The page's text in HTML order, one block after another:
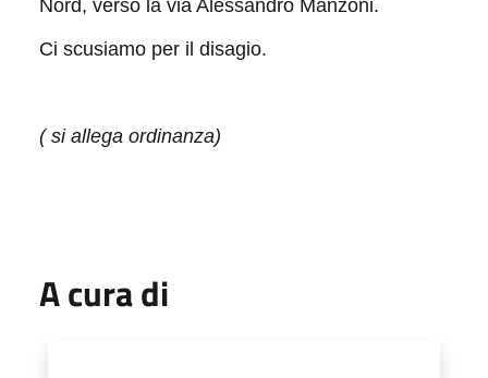
Nord, verso la via Alessandro Manzoni.
Ci scusiamo per il disagio.
( si allega ordinanza)
A cura di